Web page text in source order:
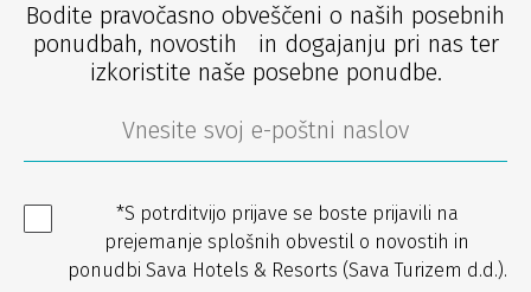
Bodite pravočasno obveščeni o naših posebnih
ponudbah, novostih in dogajanju pri nas ter
izkoristite naše posebne ponudbe.
*S potrditvijo prijave se boste prijavili na
prejemanje splošnih obvestil o novostih in
ponudbi Sava Hotels & Resorts (Sava Turizem d.d.).